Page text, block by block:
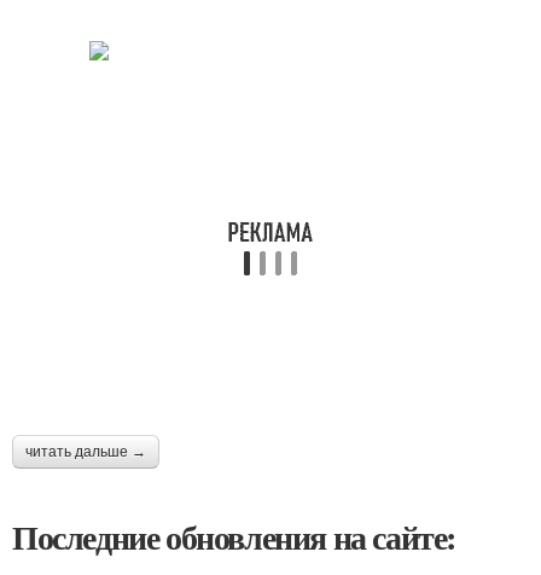
читать дальше →
Последние обновления на сайте: